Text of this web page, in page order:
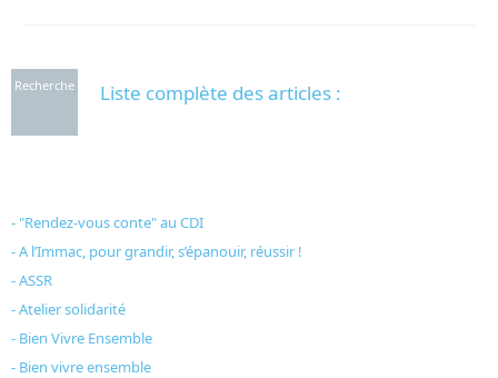
Recherche Liste complète des articles :
- "Rendez-vous conte" au CDI
- A l’Immac, pour grandir, s’épanouir, réussir !
- ASSR
- Atelier solidarité
- Bien Vivre Ensemble
- Bien vivre ensemble